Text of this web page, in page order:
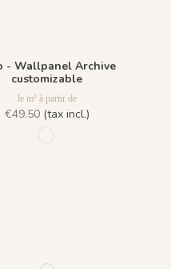
- Wallpanel Archive
customizable
le m² à partir de
€49.50(tax incl.)